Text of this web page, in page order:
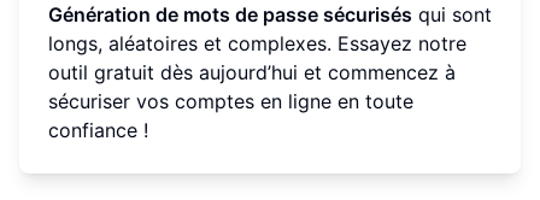
Génération de mots de passe sécurisés qui sont
longs, aléatoires et complexes. Essayez notre
outil gratuit dès aujourd’hui et commencez à
sécuriser vos comptes en ligne en toute
confiance !